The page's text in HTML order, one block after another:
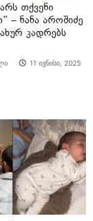
თქვენი
– ნანა აროშიძე
კადრებს
11 ივნისი, 2025